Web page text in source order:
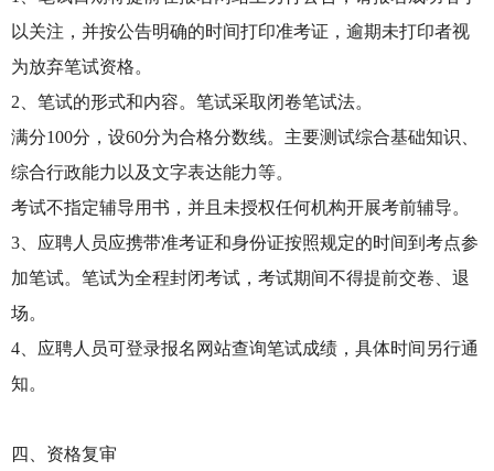
以关注，并按公告明确的时间打印准考证，逾期未打印者视
为放弃笔试资格。
2、笔试的形式和内容。笔试采取闭卷笔试法。
满分100分，设60分为合格分数线。主要测试综合基础知识、
综合行政能力以及文字表达能力等。
考试不指定辅导用书，并且未授权任何机构开展考前辅导。
3、应聘人员应携带准考证和身份证按照规定的时间到考点参
加笔试。笔试为全程封闭考试，考试期间不得提前交卷、退
场。
4、应聘人员可登录报名网站查询笔试成绩，具体时间另行通
知。
四、资格复审